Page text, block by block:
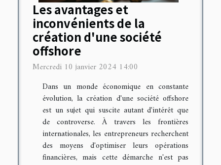
Les avantages et
inconvénients de la
création d'une société
offshore
Mercredi 10 janvier 2024 14:00
Dans un monde économique en constante
évolution, la création d'une société offshore
est un sujet qui suscite autant d'intérêt que
de controverse. À travers les frontières
internationales, les entrepreneurs recherchent
des moyens d'optimiser leurs opérations
financières, mais cette démarche n'est pas